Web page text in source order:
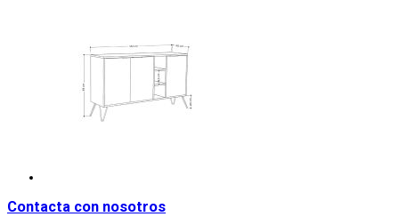
Contacta con nosotros